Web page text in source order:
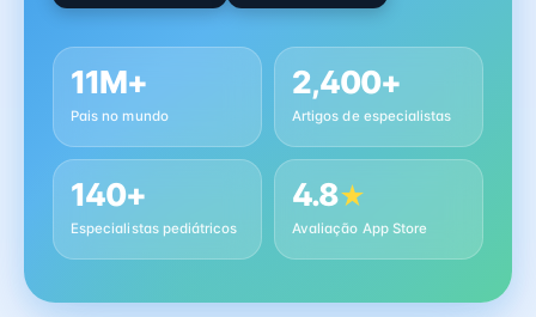
11M+
Pais no mundo
2,400+
Artigos de especialistas
140+
Especialistas pediátricos
4.8★
Avaliação App Store